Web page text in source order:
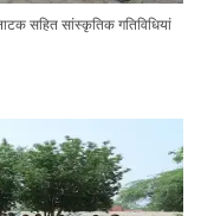
सहित सांस्कृतिक गतिविधियां